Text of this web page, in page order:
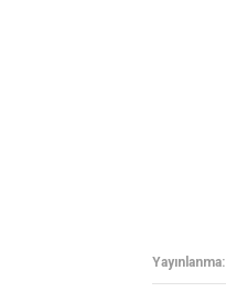
Yayınlanma: